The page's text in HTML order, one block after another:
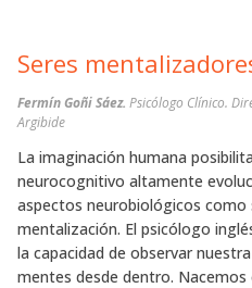
Seres
Fermín Goñi Sáez. Psicólogo Clínico.
Argibide
La imaginación humana
neurocognitivo altamente
aspectos neurobiológicos
mentalización. El psicólogo
la capacidad de observar
mentes desde dentro.